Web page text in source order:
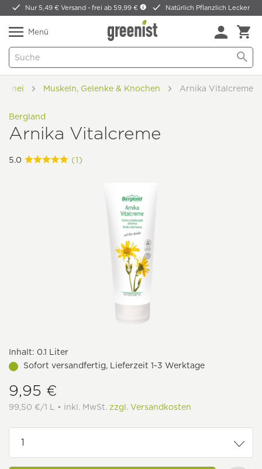
Nur 5,49 € Versand -frei ab 59,99 € Natürlich Pflanzlich Lecker
Menü
Muskeln, Gelenke & Knochen Arnika Vitalcreme
Bergland
Arnika Vitalcreme
5.0 (1)
Inhalt: 0.1 Liter
Sofort versandfertig, Lieferzeit 1-3 Werktage
9,95 €
99,50 €/1 L • inkl. MwSt. zzgl. Versandkosten